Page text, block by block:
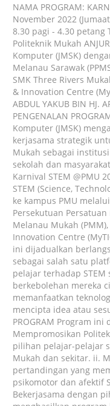
NAMA PROGRAM:
November 2022
8.30 pagi - 4.30 petang
Politeknik Mukah
Komputer (JMSK)
Melanau Sarawak
SMK Three Rivers
& Innovation Centre
ABDUL YAKUB BIN HJ.
PENGENALAN
Komputer (JMSK)
kerjasama strategik
Mukah sebagai
sekolah dan
Karnival STEM @PMU
STEM (Science,
ke kampus PMU
Persekutuan Persatuan
Melanau Mukah
Innovation Centre
ini dijadualkan
sebagai salah satu
pelajar terhadap
berkebolehan mereka
memanfaatkan
mencipta idea atau
PROGRAM Program
Mempromosikan
pilihan pelajar-pelajar
Mukah dan sekitar. ii.
pertandingan yang
psikomotor dan afektif
Bekerjasama dengan